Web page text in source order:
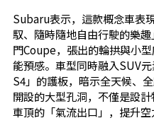
Subaru表示，這款概念車表
馭、隨時隨地自由行駛的樂
門Coupe，張出的輪拱與小
能預感。車型同時融入SUV
S4」的護板，暗示全天候、
開設的大型孔洞，不僅是設
車頂的「氣流出口」，提升空